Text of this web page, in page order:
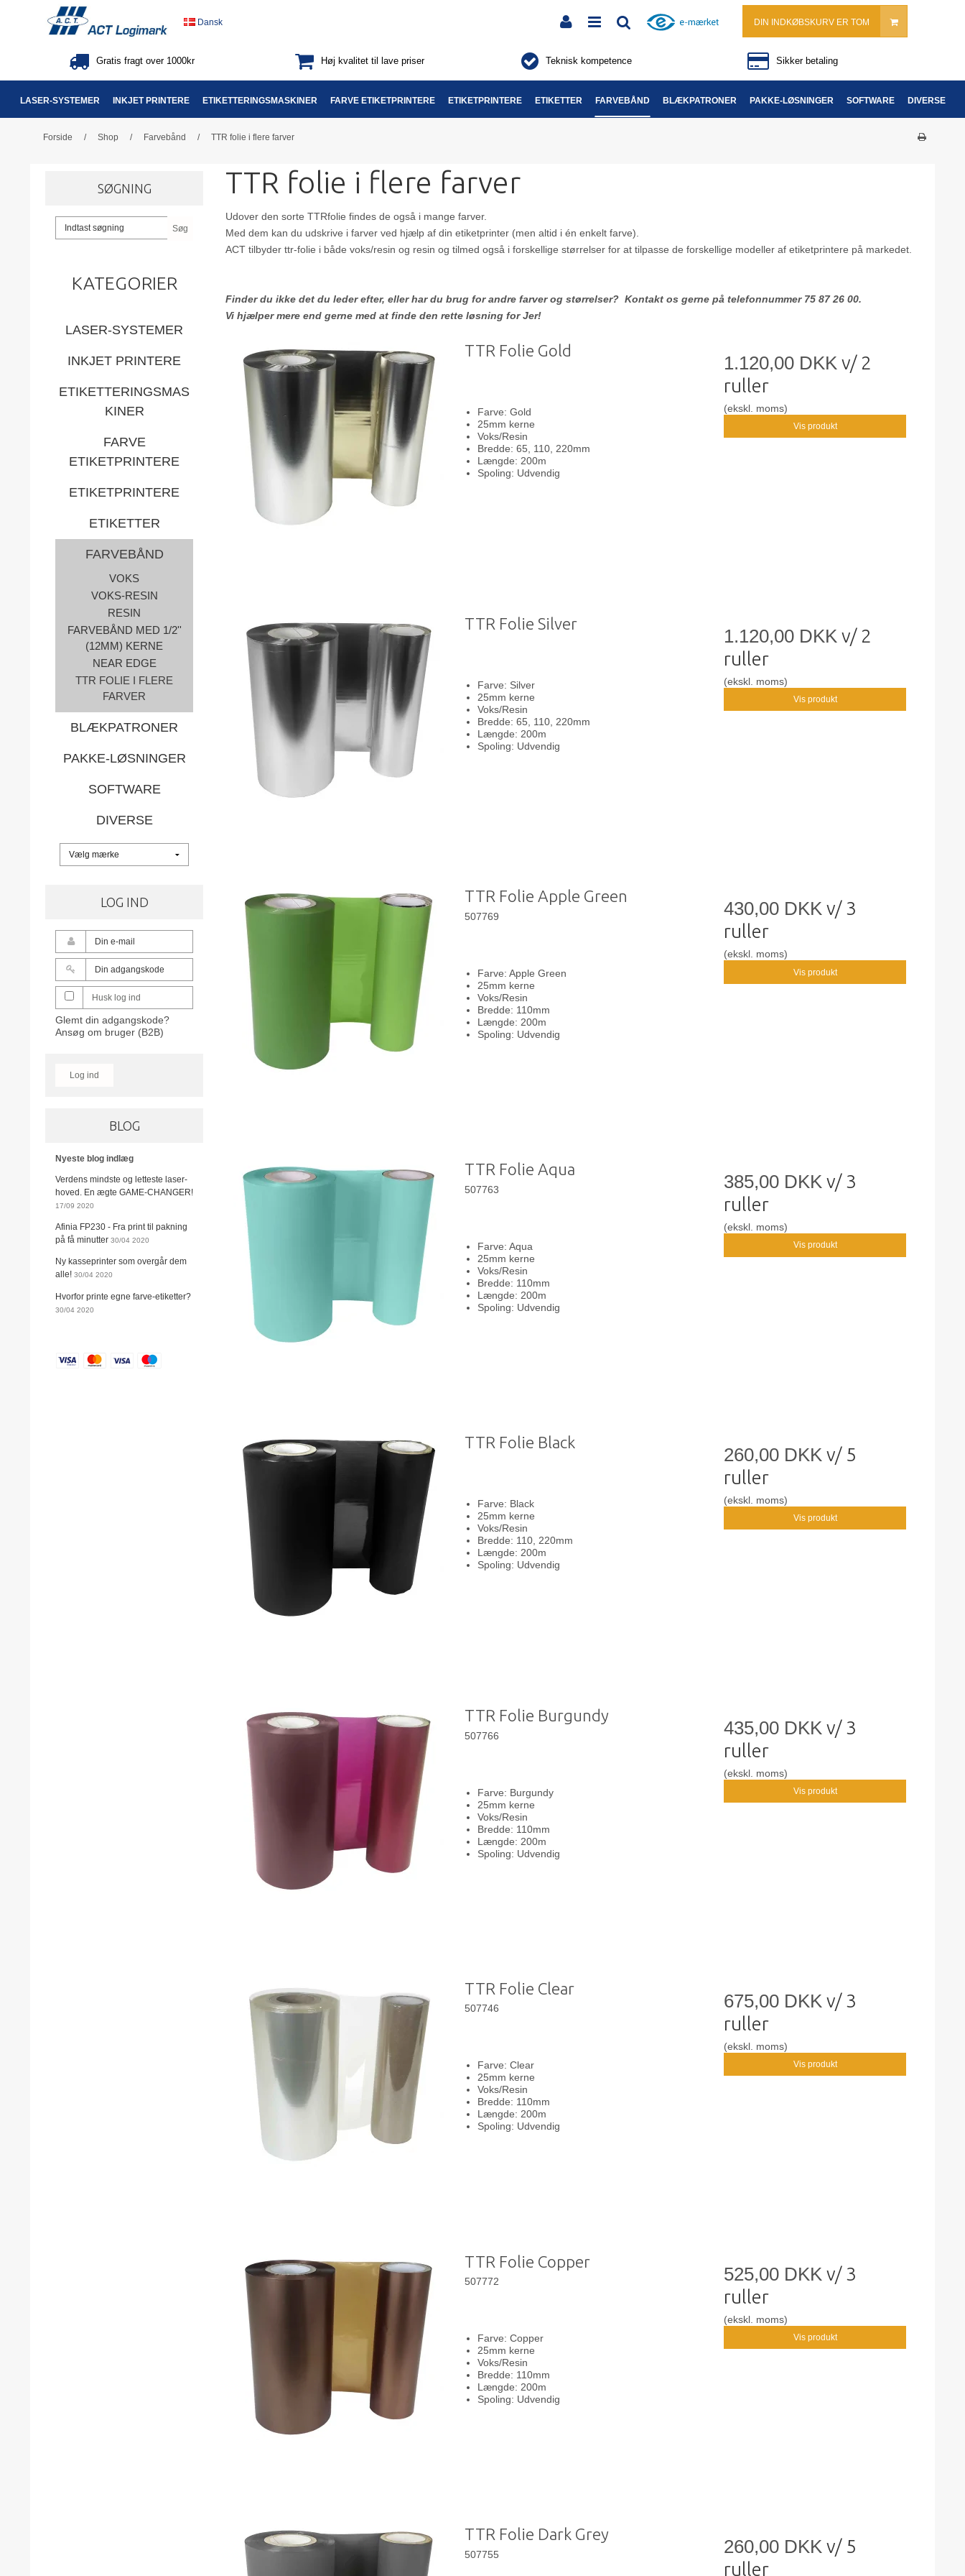
Dansk DIN INDKØBSKURV ER TOM
Gratis fragt over 1000kr Høj kvalitet til lave priser Teknisk kompetence Sikker betaling
LASER-SYSTEMER INKJET PRINTERE ETIKETTERINGSMASKINER FARVE ETIKETPRINTERE ETIKETPRINTERE ETIKETTER FARVEBÅND BLÆKPATRONER PAKKE-LØSNINGER SOFTWARE DIVERSE
Forside / Shop / Farvebånd / TTR folie i flere farver
SØGNING
Søg
KATEGORIER
LASER-SYSTEMER
INKJET PRINTERE
ETIKETTERINGSMAS
KINER
FARVE
ETIKETPRINTERE
ETIKETPRINTERE
ETIKETTER
FARVEBÅND
VOKS
VOKS-RESIN
RESIN
FARVEBÅND MED 1/2''
(12MM) KERNE
NEAR EDGE
TTR FOLIE I FLERE
FARVER
BLÆKPATRONER
PAKKE-LØSNINGER
SOFTWARE
DIVERSE
LOG IND
Husk log ind
Glemt din adgangskode?
Ansøg om bruger (B2B)
Log ind
BLOG
Nyeste blog indlæg
Verdens mindste og letteste laser-
hoved. En ægte GAME-CHANGER!
17/09 2020
Afinia FP230 - Fra print til pakning
på få minutter 30/04 2020
Ny kasseprinter som overgår dem
alle! 30/04 2020
Hvorfor printe egne farve-etiketter?
30/04 2020
TTR folie i flere farver
Udover den sorte TTRfolie findes de også i mange farver.
Med dem kan du udskrive i farver ved hjælp af din etiketprinter (men altid i én enkelt farve).
ACT tilbyder ttr-folie i både voks/resin og resin og tilmed også i forskellige størrelser for at tilpasse de forskellige modeller af etiketprintere på markedet.
Finder du ikke det du leder efter, eller har du brug for andre farver og størrelser? Kontakt os gerne på telefonnummer 75 87 26 00.
Vi hjælper mere end gerne med at finde den rette løsning for Jer!
TTR Folie Gold
Farve: Gold
25mm kerne
Voks/Resin
Bredde: 65, 110, 220mm
Længde: 200m
Spoling: Udvendig
1.120,00 DKK v/ 2
ruller
(ekskl. moms)
Vis produkt
TTR Folie Silver
Farve: Silver
25mm kerne
Voks/Resin
Bredde: 65, 110, 220mm
Længde: 200m
Spoling: Udvendig
1.120,00 DKK v/ 2
ruller
(ekskl. moms)
Vis produkt
TTR Folie Apple Green
507769
Farve: Apple Green
25mm kerne
Voks/Resin
Bredde: 110mm
Længde: 200m
Spoling: Udvendig
430,00 DKK v/ 3
ruller
(ekskl. moms)
Vis produkt
TTR Folie Aqua
507763
Farve: Aqua
25mm kerne
Voks/Resin
Bredde: 110mm
Længde: 200m
Spoling: Udvendig
385,00 DKK v/ 3
ruller
(ekskl. moms)
Vis produkt
TTR Folie Black
Farve: Black
25mm kerne
Voks/Resin
Bredde: 110, 220mm
Længde: 200m
Spoling: Udvendig
260,00 DKK v/ 5
ruller
(ekskl. moms)
Vis produkt
TTR Folie Burgundy
507766
Farve: Burgundy
25mm kerne
Voks/Resin
Bredde: 110mm
Længde: 200m
Spoling: Udvendig
435,00 DKK v/ 3
ruller
(ekskl. moms)
Vis produkt
TTR Folie Clear
507746
Farve: Clear
25mm kerne
Voks/Resin
Bredde: 110mm
Længde: 200m
Spoling: Udvendig
675,00 DKK v/ 3
ruller
(ekskl. moms)
Vis produkt
TTR Folie Copper
507772
Farve: Copper
25mm kerne
Voks/Resin
Bredde: 110mm
Længde: 200m
Spoling: Udvendig
525,00 DKK v/ 3
ruller
(ekskl. moms)
Vis produkt
TTR Folie Dark Grey
507755 260,00 DKK v/ 5
ruller